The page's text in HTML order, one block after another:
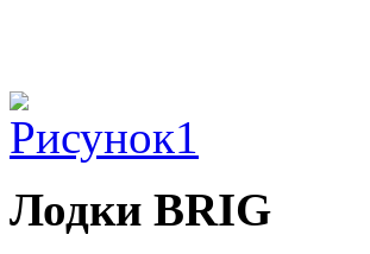
Лодки BRIG